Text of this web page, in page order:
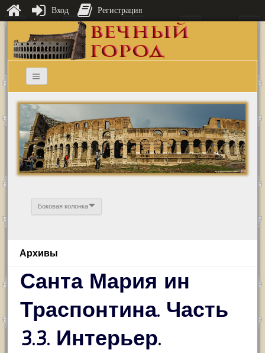
Боковая колонка
Архивы
Санта Мария ин
Траспонтина. Часть
3.3. Интерьер.
Вход Регистрация